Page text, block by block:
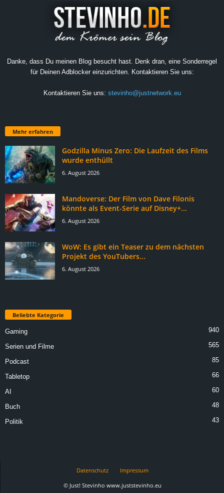
Danke, dass Du meinen Blog besucht hast. Denk dran, eine Sonderregel
für Deinen Adblocker einzurichten. Kontaktieren Sie uns:
Kontaktieren Sie uns: stevinho@justnetwork.eu
Mehr erfahren
Godzilla Minus Zero: Die Laufzeit des Films
wurde enthüllt
6. August 2026
Mandoverse: Der Film von Dave Filonis
könnte als Event-Serie auf Disney+...
6. August 2026
WoW: Es gibt ein Teaser zu dem nächsten
Projekt des YouTubers...
6. August 2026
Beliebte Kategorie
Gaming 940
Serien und Filme 565
Podcast 85
Tabletop 66
AI 60
Buch 48
Politik 43
Datenschutz
Impressum
© Just! Stevinho www.juststevinho.eu